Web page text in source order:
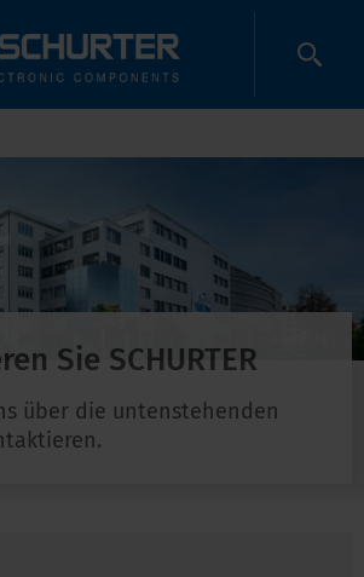
Sie SCHURTER
über die untenstehenden